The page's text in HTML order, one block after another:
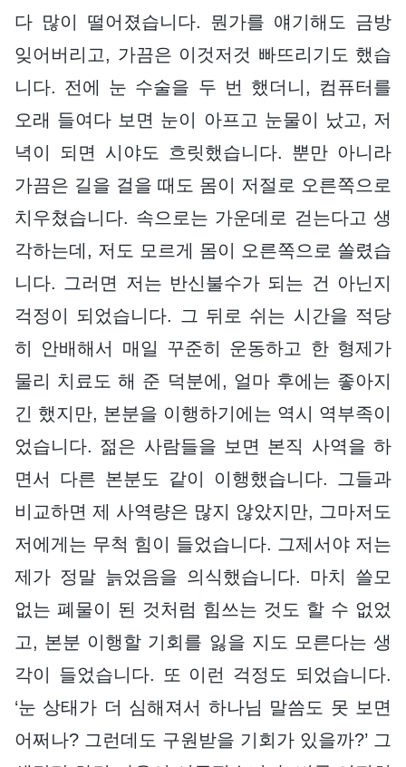
다 많이 떨어졌습니다. 뭔가를 얘기해도 금방
잊어버리고, 가끔은 이것저것 빠뜨리기도 했습
니다. 전에 눈 수술을 두 번 했더니, 컴퓨터를
오래 들여다 보면 눈이 아프고 눈물이 났고, 저
녁이 되면 시야도 흐릿했습니다. 뿐만 아니라
가끔은 길을 걸을 때도 몸이 저절로 오른쪽으로
치우쳤습니다. 속으로는 가운데로 걷는다고 생
각하는데, 저도 모르게 몸이 오른쪽으로 쏠렸습
니다. 그러면 저는 반신불수가 되는 건 아닌지
걱정이 되었습니다. 그 뒤로 쉬는 시간을 적당
히 안배해서 매일 꾸준히 운동하고 한 형제가
물리 치료도 해 준 덕분에, 얼마 후에는 좋아지
긴 했지만, 본분을 이행하기에는 역시 역부족이
었습니다. 젊은 사람들을 보면 본직 사역을 하
면서 다른 본분도 같이 이행했습니다. 그들과
비교하면 제 사역량은 많지 않았지만, 그마저도
저에게는 무척 힘이 들었습니다. 그제서야 저는
제가 정말 늙었음을 의식했습니다. 마치 쓸모
없는 폐물이 된 것처럼 힘쓰는 것도 할 수 없었
고, 본분 이행할 기회를 잃을 지도 모른다는 생
각이 들었습니다. 또 이런 걱정도 되었습니다.
‘눈 상태가 더 심해져서 하나님 말씀도 못 보면
어쩌나? 그런데도 구원받을 기회가 있을까?’ 그